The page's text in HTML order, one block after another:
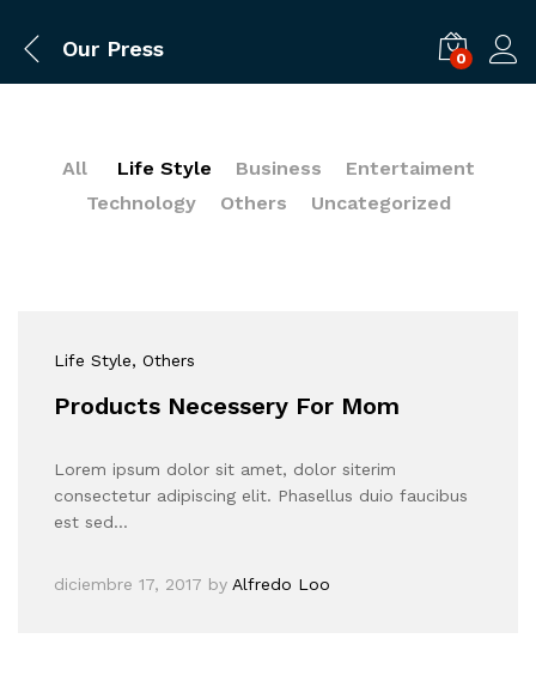
Our Press 0
All Life Style Business
Entertaiment
Technology
Others Uncategorized
Life Style, Others
Products Necessery For Mom
Lorem ipsum dolor sit amet, dolor siterim
consectetur adipiscing elit. Phasellus duio faucibus
est sed…
diciembre 17, 2017 by Alfredo Loo